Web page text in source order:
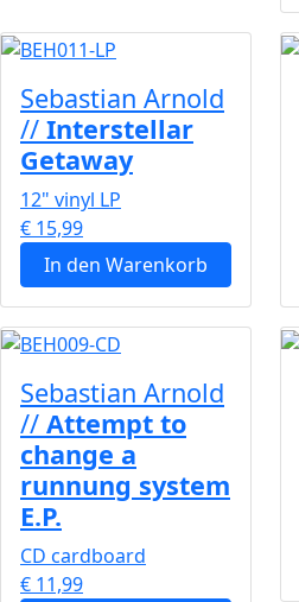
Sebastian Arnold
// Interstellar
Getaway
12" vinyl LP
€ 15,99
In den Warenkorb
Sebastian Arnold
// Attempt to
change a
runnung system
E.P.
CD cardboard
€ 11,99